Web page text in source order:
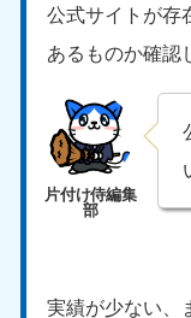
公式サイトが存
あるものか確認
実績が少ない、